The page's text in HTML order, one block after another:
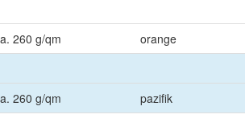
260 g/qm orange
260 g/qm pazifik